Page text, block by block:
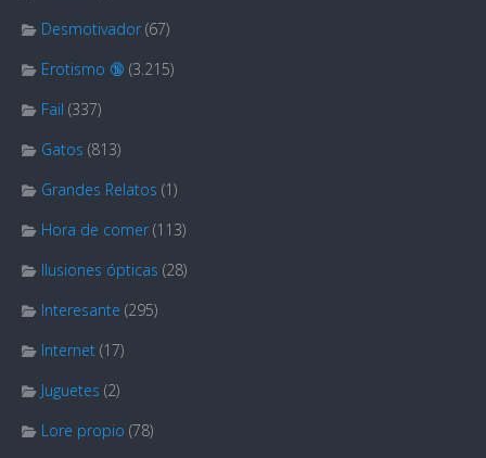
Desmotivador (67)
Erotismo 🔞 (3.215)
Fail (337)
Gatos (813)
Grandes Relatos (1)
Hora de comer (113)
Ilusiones ópticas (28)
Interesante (295)
Internet (17)
Juguetes (2)
Lore propio (78)